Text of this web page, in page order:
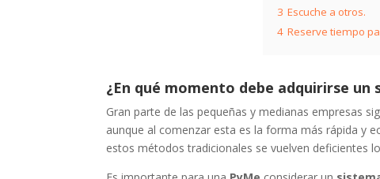
3 Escuche a otros.
4 Reserve tiempo
¿En qué momento debe adquirirse un
Gran parte de las pequeñas y medianas empresas
aunque al comenzar esta es la forma más rápida y
estos métodos tradicionales se vuelven deficientes